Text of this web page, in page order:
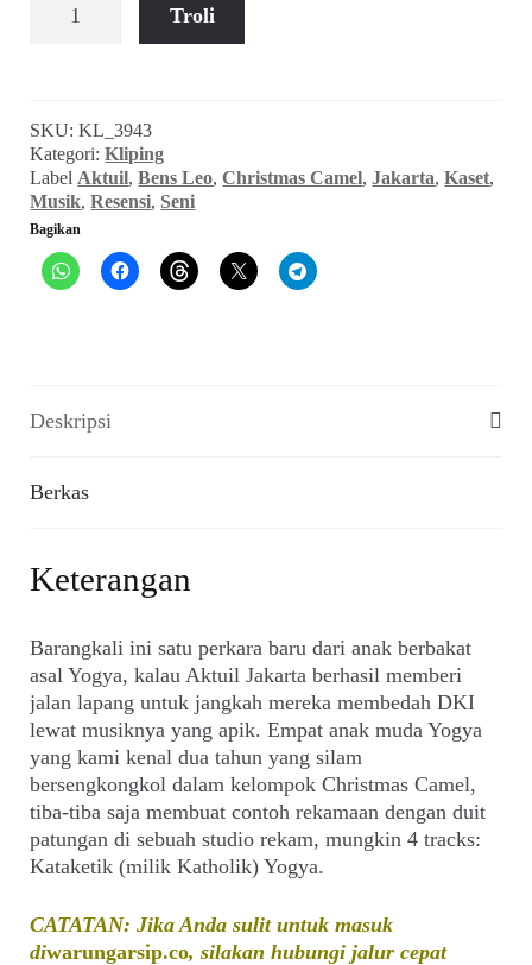
Bens
Camel
&
Co:
Siap
Bedah
DKI
Troli
SKU:KL_3943
Kategori:Kliping
LabelAktuil,Bens Leo,Christmas Camel,Jakarta,Kaset,
Musik,Resensi, Seni
Bagikan
Deskripsi
Berkas
Keterangan
Barangkali ini satu perkara baru dari anak berbakat
asal Yogya, kalau Aktuil Jakarta berhasil memberi
jalan lapang untuk jangkah mereka membedah DKI
lewat musiknya yang apik. Empat anak muda Yogya
yang kami kenal dua tahun yang silam
bersengkongkol dalam kelompok Christmas Camel,
tiba-tiba saja membuat contoh rekamaan dengan duit
patungan di sebuah studio rekam, mungkin 4 tracks:
Kataketik (milik Katholik) Yogya.
CATATAN: Jika Anda sulit untuk masuk
diwarungarsip.co, silakan hubungi jalur cepat